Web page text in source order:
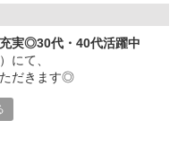
実◎30代・40代活躍中
にて、
ただきます◎